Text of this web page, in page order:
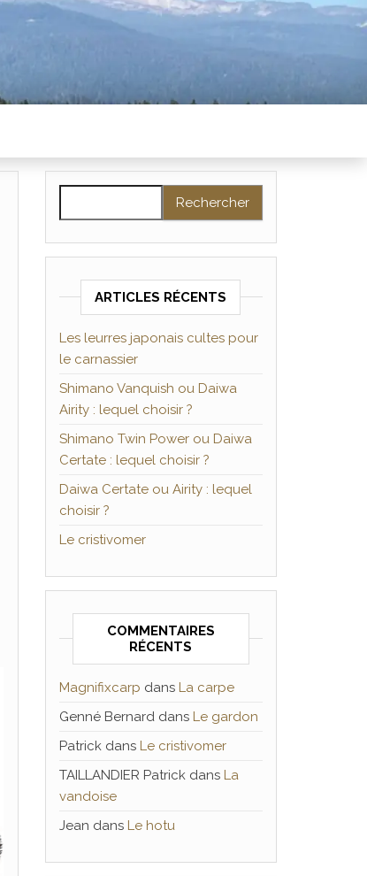
ARTICLES RÉCENTS
Les leurres japonais cultes pour
le carnassier
Shimano Vanquish ou Daiwa
Airity : lequel choisir ?
Shimano Twin Power ou Daiwa
Certate : lequel choisir ?
Daiwa Certate ou Airity : lequel
choisir ?
Le cristivomer
COMMENTAIRES
RÉCENTS
Magnifixcarp dans La carpe
Genné Bernarddans Le gardon
Patrickdans Le cristivomer
TAILLANDIER Patrickdans La
vandoise
Jean dans Le hotu